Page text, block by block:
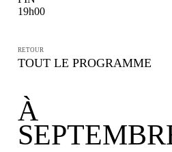
19h00
RETOUR
TOUT LE PROGRAMME
À